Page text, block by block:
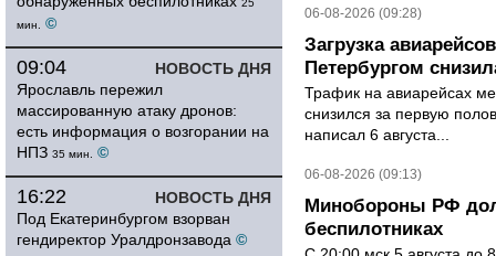
25
мин.
©
НОВОСТЬ ДНЯ
09:04
Ярославль пережил
массированную атаку дронов:
есть информация о возгорании на
НПЗ 35 мин. ©
НОВОСТЬ ДНЯ
16:22
Под Екатеринбургом взорван
гендиректор Уралдронзавода ©
06-08-2026 (09:28)
Загрузка
Петербургом
Трафик на авиарейсах
снизился за первую
написал 6 августа...
06-08-2026 (09:13)
Минобороны РФ
беспилотниках